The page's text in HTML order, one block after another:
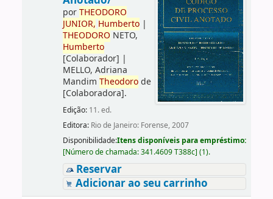
porTHEODORO
JUNIOR, Humberto|
THEODORO NETO,
Humberto
[Colaborador] |
MELLO, Adriana
Mandim Theodorode
[Colaboradora].
Edição: 11. ed.
Editora: Rio de Janeiro: Forense, 2007
Disponibilidade:Itens disponíveis para empréstimo:
[Número de chamada:341.4609 T388c] (1).
Reservar
Adicionar ao seu carrinho